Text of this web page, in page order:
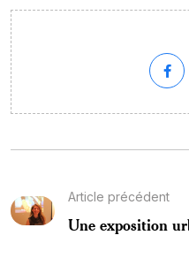
Article précédent
Une exposition